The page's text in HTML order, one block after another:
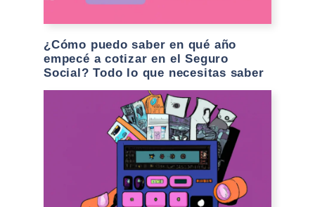
¿Cómo puedo saber en qué año
empecé a cotizar en el Seguro
Social? Todo lo que necesitas saber